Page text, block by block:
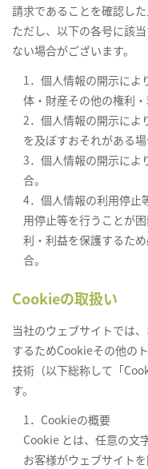
請求であることを確認し
ただし、以下の各号に該
ない場合がございます。
1．個人情報の開示によ
体・財産その他の権利
2．個人情報の開示によ
を及ぼすおそれがある場
3．個人情報の開示によ
合。
4．個人情報の利用停止
用停止等を行うことが
利・利益を保護するた
合。
Cookieの取扱い
当社のウェブサイトでは
するためCookieその他の
技術（以下総称して「
す。
1．Cookieの概要
Cookie とは、任意の文
お客様がウェブサイト